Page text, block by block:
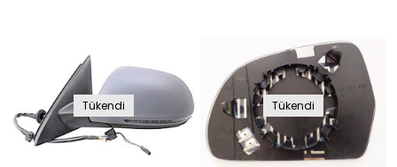
Tükendi Tükendi